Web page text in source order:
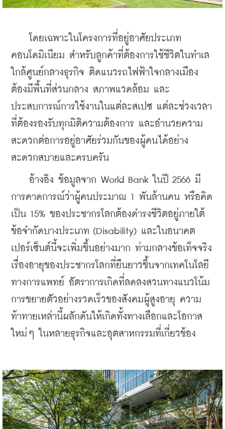
โดยเฉพาะในโครงการที่อยู่อาศัยประเภท
คอนโดมิเนียม สำหรับลูกค้าที่ต้องการใช้ชีวิตในทำเล
ใกล้ศูนย์กลางธุรกิจ ติดแนวรถไฟฟ้าใจกลางเมือง
ต้องมีพื้นที่ส่วนกลาง สภาพแวดล้อม และ
ประสบการณ์การใช้งานในแต่ละสเปซ แต่ละช่วงเวลา
ที่ต้องรองรับทุกมิติความต้องการ และอำนวยความ
สะดวกต่อการอยู่อาศัยร่วมกันของผู้คนได้อย่าง
สะดวกสบายและครบครัน
อ้างอิง ข้อมูลจาก World Bank ในปี 2566 มี
การคาดการณ์ว่าผู้คนประมาณ 1 พันล้านคน หรือคิด
เป็น 15% ของประชากรโลกต้องดำรงชีวิตอยู่ภายใต้
ข้อจำกัดบางประเภท (Disability) และในอนาคต
เปอร์เซ็นต์นี้จะเพิ่มขึ้นอย่างมาก ท่ามกลางข้อเท็จจริง
เรื่องอายุของประชากรโลกที่ยืนยาวขึ้นจากเทคโนโลยี
ทางการแพทย์ อัตราการเกิดที่ลดลงสวนทางแนวโน้ม
การขยายตัวอย่างรวดเร็วของสังคมผู้สูงอายุ ความ
ท้าทายเหล่านี้ผลักดันให้เกิดทั้งทางเลือกและโอกาส
ใหม่ๆ ในหลายธุรกิจและอุตสาหกรรมที่เกี่ยวข้อง